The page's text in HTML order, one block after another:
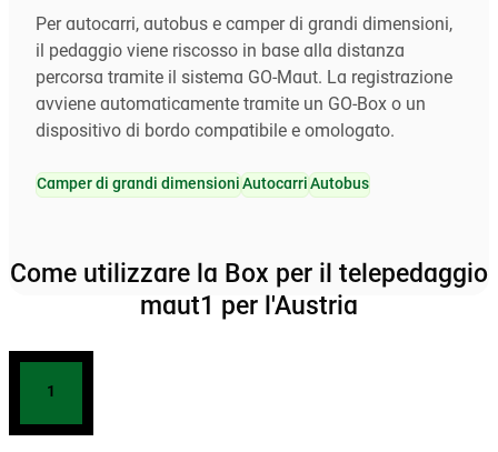
Per autocarri, autobus e camper di grandi dimensioni,
il pedaggio viene riscosso in base alla distanza
percorsa tramite il sistema GO-Maut. La registrazione
avviene automaticamente tramite un GO-Box o un
dispositivo di bordo compatibile e omologato.
Camper di grandi dimensioni Autocarri Autobus
Come utilizzare la Box per il telepedaggio
maut1 per l'Austria
1